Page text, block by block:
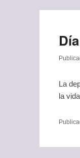
La
la